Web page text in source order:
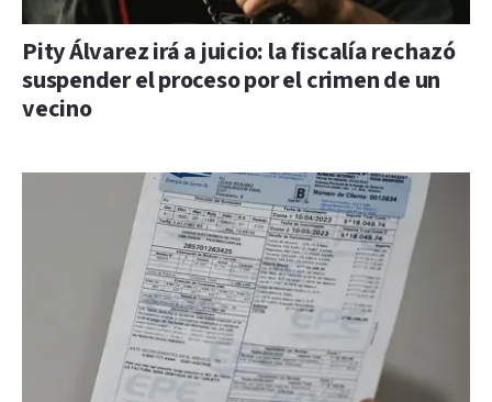
Pity Álvarez irá a juicio: la fiscalía rechazó
suspender el proceso por el crimen de un
vecino